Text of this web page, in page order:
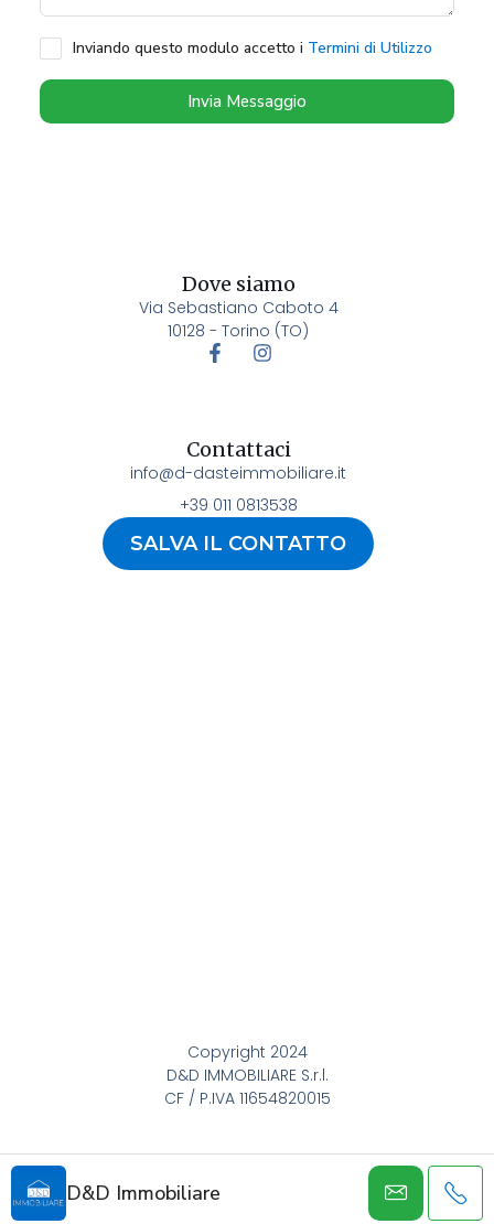
Inviando questo modulo accetto i Termini di Utilizzo
Invia Messaggio
D&D Immobiliare
Copyright 2024
D&D IMMOBILIARE S.r.l.
CF / P.IVA 11654820015
Dove siamo
Via Sebastiano Caboto 4
10128 - Torino (TO)
Contattaci
info@d-dasteimmobiliare.it
+39 011 0813538
SALVA IL CONTATTO